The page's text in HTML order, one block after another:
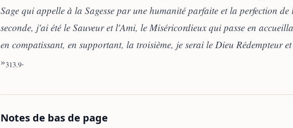
Sage qui appelle à la Sagesse par une humanité parfaite et la perfection
seconde, j'ai été le Sauveur et l'Ami, le Miséricordieux qui passe en
en compatissant, en supportant, la troisième, je serai le Dieu Rédempteur
»313.9.
Notes de bas de page